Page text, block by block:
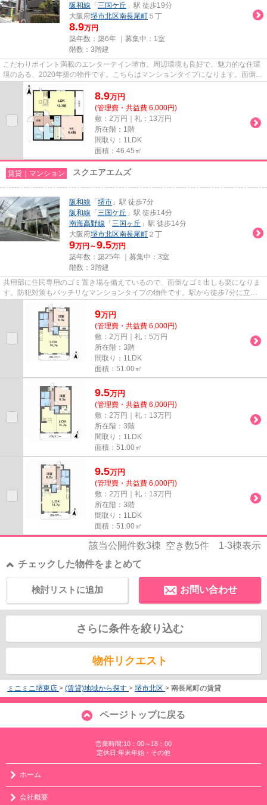
阪和線 「 三国ケ丘 」駅 徒歩19分
大阪府堺市北区南長尾町 ５丁
8.9万円
築年数：築6年 ｜募集中： 1室
階数：3階建
こだわりポイント満載のエンターテイン堺市。周辺環境も良好で、魅力的な住環
境のある、2020年築の物件です。こちらはマンションタイプになります。面倒な
ゴミ捨ての負担を軽減させる...
8.9万円
(管理費・共益費 6,000円)
敷：2万円｜礼：13万円
所在階：1階
間取り：1LDK
面積：46.45㎡
賃貸｜マンション スクエアエムズ
阪和線 「 堺市 」駅 徒歩7分
阪和線 「 三国ケ丘 」駅 徒歩14分
南海高野線 「 三国ヶ丘 」駅 徒歩14分
大阪府堺市北区南長尾町 ２丁
9万円～9.5万円
築年数：築25年 ｜募集中： 3室
階数：3階建
共用部に住民専用のゴミ置き場を備えているので、面倒なゴミ出しも楽になりま
す。防犯対策もバッチリなマンションタイプの物件です。駅から徒歩7分に立地
する、魅力的な駅近物件です。...
9万円
(管理費・共益費 6,000円)
敷：2万円｜礼：5万円
所在階：3階
間取り：1LDK
面積：51.00㎡
9.5万円
(管理費・共益費 6,000円)
敷：2万円｜礼：13万円
所在階：3階
間取り：1LDK
面積：51.00㎡
9.5万円
(管理費・共益費 6,000円)
敷：2万円｜礼：13万円
所在階：3階
間取り：1LDK
面積：51.00㎡
該当公開件数3棟 空き数5件 1-3棟表示
チェックした物件をまとめて
お問い合わせ
検討リストに追加
さらに条件を絞り込む
物件リクエスト
ミニミニ堺東店 > (賃貸)地域から探す > 堺市北区 > 南長尾町の賃貸
ページトップに戻る
営業時間:10：00～18：00
定休日:年末年始・その他
ホーム
会社概要